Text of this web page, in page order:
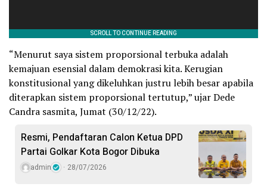
“Menurut saya sistem proporsional terbuka adalah
kemajuan esensial dalam demokrasi kita. Kerugian
konstitusional yang dikeluhkan justru lebih besar apabila
diterapkan sistem proporsional tertutup,” ujar Dede
Candra sasmita, Jumat (30/12/22).
Resmi, Pendaftaran Calon Ketua DPD
Partai Golkar Kota Bogor Dibuka
admin 28/07/2026